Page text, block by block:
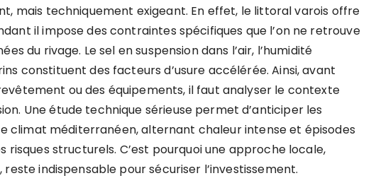
mais techniquement exigeant. En effet, le littoral varois offre
il impose des contraintes spécifiques que l’on ne retrouve
du rivage. Le sel en suspension dans l’air, l’humidité
constituent des facteurs d’usure accélérée. Ainsi, avant
ou des équipements, il faut analyser le contexte
Une étude technique sérieuse permet d’anticiper les
climat méditerranéen, alternant chaleur intense et épisodes
risques structurels. C’est pourquoi une approche locale,
indispensable pour sécuriser l’investissement.